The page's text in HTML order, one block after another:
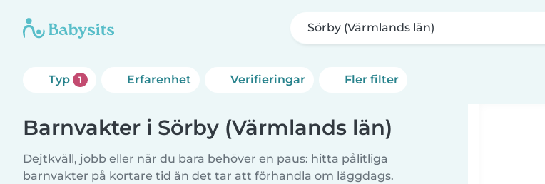
Sörby (Värmlands län)
Typ 1 Erfarenhet Verifieringar Fler filter
Barnvakter i Sörby (Värmlands län)
Dejtkväll, jobb eller när du bara behöver en paus: hitta pålitliga
barnvakter på kortare tid än det tar att förhandla om läggdags.